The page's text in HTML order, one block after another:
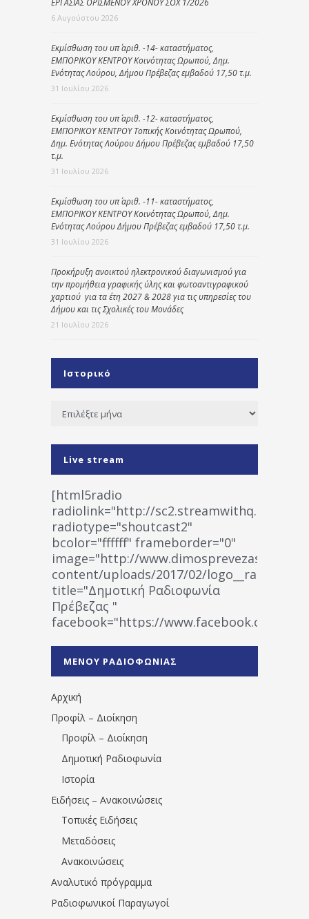
6 Αυγούστου 2026
Εκμίσθωση του υπ΄ αριθ. -14- καταστήματος,
ΕΜΠΟΡΙΚΟΥ ΚΕΝΤΡΟΥ Κοινότητας Ωρωπού, Δημ.
Ενότητας Λούρου, Δήμου Πρέβεζας εμβαδού 17,50 τ.μ.
31 Ιουλίου 2026
Εκμίσθωση του υπ΄ αριθ. -12- καταστήματος,
ΕΜΠΟΡΙΚΟΥ ΚΕΝΤΡΟΥ Τοπικής Κοινότητας Ωρωπού,
Δημ. Ενότητας Λούρου Δήμου Πρέβεζας εμβαδού 17,50
τ.μ.
31 Ιουλίου 2026
Εκμίσθωση του υπ΄ αριθ. -11- καταστήματος,
ΕΜΠΟΡΙΚΟΥ ΚΕΝΤΡΟΥ Κοινότητας Ωρωπού, Δημ.
Ενότητας Λούρου Δήμου Πρέβεζας εμβαδού 17,50 τ.μ.
31 Ιουλίου 2026
Προκήρυξη ανοικτού ηλεκτρονικού διαγωνισμού για
την προμήθεια γραφικής ύλης και φωτοαντιγραφικού
χαρτιού για τα έτη 2027 & 2028 για τις υπηρεσίες του
Δήμου και τις Σχολικές του Μονάδες
21 Ιουλίου 2026
Ιστορικό
Ιστορικό
Live stream
[html5radio
radiolink="http://
radiotype="shoutcast2"
bcolor="ffffff" frameborder="0"
image="http://www.dimosprevezas.gr/wp-
content/uploads/2017/02/
title="Δημοτική Ραδιοφωνία
Πρέβεζας "
facebook="https://www.facebook.com/
1531194763766854/" artist="" ]
ΜΕΝΟΥ ΡΑΔΙΟΦΩΝΙΑΣ
Αρχική
Προφίλ – Διοίκηση
Προφίλ – Διοίκηση
Δημοτική Ραδιοφωνία
Ιστορία
Ειδήσεις – Ανακοινώσεις
Τοπικές Ειδήσεις
Μεταδόσεις
Ανακοινώσεις
Αναλυτικό πρόγραμμα
Ραδιοφωνικοί Παραγωγοί